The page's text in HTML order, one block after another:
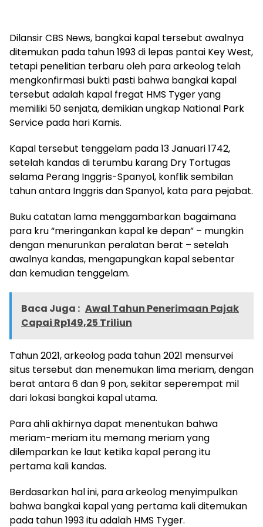
Dilansir CBS News, bangkai kapal tersebut awalnya
ditemukan pada tahun 1993 di lepas pantai Key West,
tetapi penelitian terbaru oleh para arkeolog telah
mengkonfirmasi bukti pasti bahwa bangkai kapal
tersebut adalah kapal fregat HMS Tyger yang
memiliki 50 senjata, demikian ungkap National Park
Service pada hari Kamis.
Kapal tersebut tenggelam pada 13 Januari 1742,
setelah kandas di terumbu karang Dry Tortugas
selama Perang Inggris-Spanyol, konflik sembilan
tahun antara Inggris dan Spanyol, kata para pejabat.
Buku catatan lama menggambarkan bagaimana
para kru “meringankan kapal ke depan” – mungkin
dengan menurunkan peralatan berat – setelah
awalnya kandas, mengapungkan kapal sebentar
dan kemudian tenggelam.
Baca Juga : Awal Tahun Penerimaan Pajak
Capai Rp149,25 Triliun
Tahun 2021, arkeolog pada tahun 2021 mensurvei
situs tersebut dan menemukan lima meriam, dengan
berat antara 6 dan 9 pon, sekitar seperempat mil
dari lokasi bangkai kapal utama.
Para ahli akhirnya dapat menentukan bahwa
meriam-meriam itu memang meriam yang
dilemparkan ke laut ketika kapal perang itu
pertama kali kandas.
Berdasarkan hal ini, para arkeolog menyimpulkan
bahwa bangkai kapal yang pertama kali ditemukan
pada tahun 1993 itu adalah HMS Tyger.